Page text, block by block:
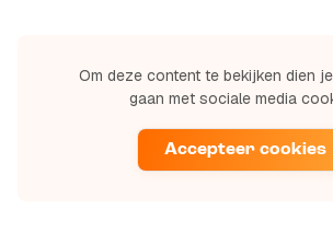
Om deze content te bekijken dien
gaan met sociale media
Accepteer cookies